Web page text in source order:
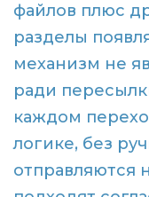
файлов плюс
разделы
механизм не
ради
каждом
логике, без
отправляются